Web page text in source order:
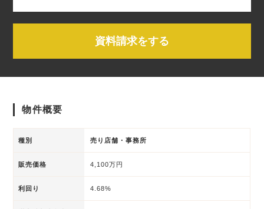
資料請求をする
物件概要
種別 売り店舗・事務所
販売価格 4,100万円
利回り 4.68%